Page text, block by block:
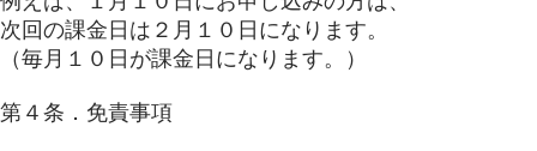
次回の課金日は２月１０日になります。
（毎月１０日が課金日になります。）
第４条．免責事項